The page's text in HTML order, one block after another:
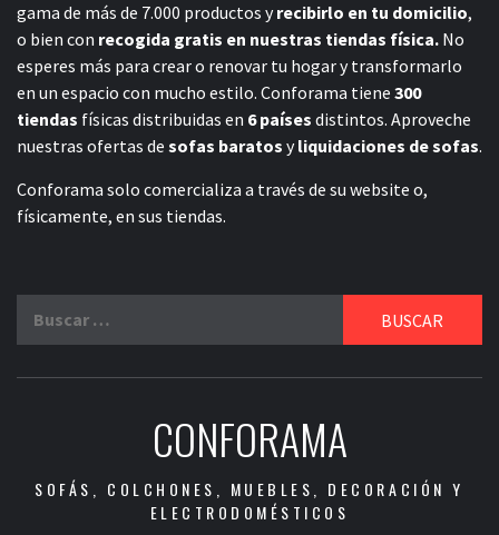
gama de más de 7.000 productos yrecibirlo en tu domicilio,
o bien con recogida gratis en nuestras tiendas física. No
esperes más para crear o renovar tu hogar y transformarlo
en un espacio con mucho estilo. Conforama tiene 300
tiendas físicas distribuidas en 6 países distintos. Aproveche
nuestras ofertas de sofas baratos yliquidaciones de sofas.
Conforama solo comercializa a través de su website o,
físicamente, en sus tiendas.
CONFORAMA
SOFÁS, COLCHONES, MUEBLES, DECORACIÓN Y
ELECTRODOMÉSTICOS